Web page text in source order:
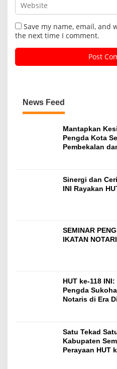
Save my name, email,
the next time I comment.
News Feed
Mantapkan
Pengda Kota
Pembekalan
Sinergi dan
INI Rayakan
SEMINAR
IKATAN
HUT ke-118
Pengda
Notaris di Era
Satu Tekad
Kabupaten
Perayaan HUT